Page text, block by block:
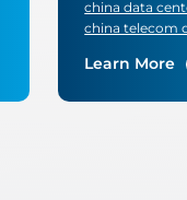
china data
china telecom
Learn More